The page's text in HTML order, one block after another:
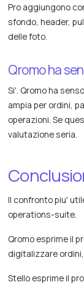
Pro aggiungono
sfondo, header,
delle foto.
Qromo ha
Si'. Qromo ha
ampia per ordini,
operazioni. Se
valutazione seria.
Il confronto piu'
operations-suite.
Qromo esprime il
digitalizzare
Stello esprime il